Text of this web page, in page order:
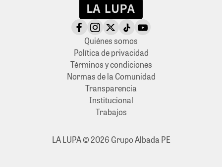
Quiénes somos
Política de privacidad
Términos y condiciones
Normas de la Comunidad
Transparencia
Institucional
Trabajos
LA LUPA © 2026 Grupo Albada PE